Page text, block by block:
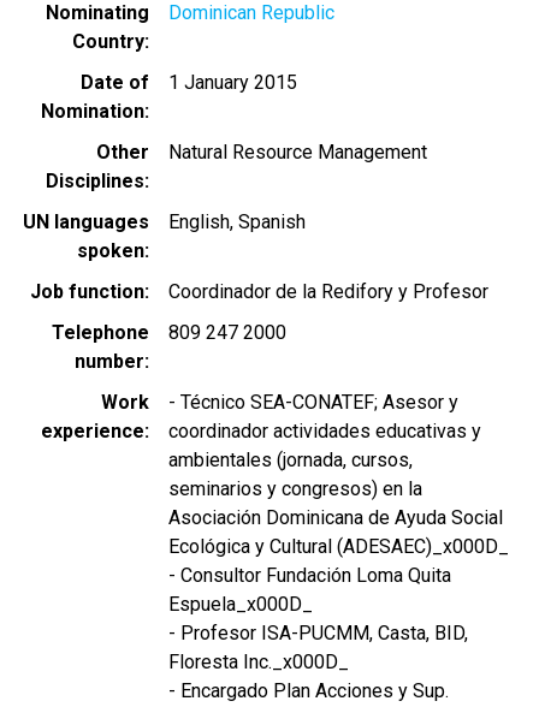
Nominating
Country
Dominican Republic
Date of
Nomination
1 January 2015
Other
Disciplines
Natural Resource Management
UN languages
spoken
English Spanish
Job function
Coordinador de la Redifory y Profesor
Telephone
number
809 247 2000
Work
experience
- Técnico SEA-CONATEF; Asesor y
coordinador actividades educativas y
ambientales (jornada, cursos,
seminarios y congresos) en la
Asociación Dominicana de Ayuda Social
Ecológica y Cultural (ADESAEC)_x000D_
- Consultor Fundación Loma Quita
Espuela_x000D_
- Profesor ISA-PUCMM, Casta, BID,
Floresta Inc._x000D_
- Encargado Plan Acciones y Sup.